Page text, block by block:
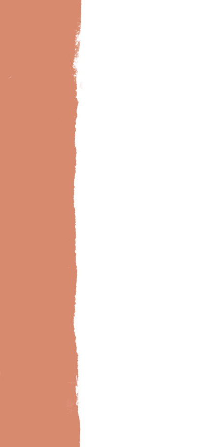
Bild-Brillux_0030_BX_Wohnraum-Dach
Bild-Brillux_0006_BX_Creativ-Floc-Wellness